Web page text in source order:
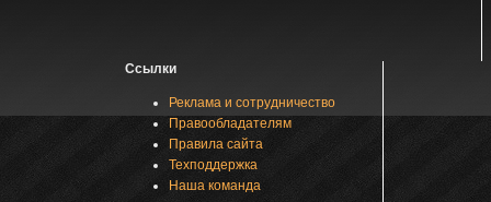
Ссылки
Реклама и сотрудничество
Правообладателям
Правила сайта
Техподдержка
Наша команда